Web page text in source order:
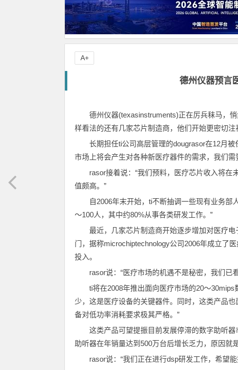
德州仪器预言
德州仪器(texasinstruments)正在厉兵秣马，
样看法的还有几家芯片制造商，他们开始更密切注
长期担任ti公司高层管理的dougrasor在12月
市场上将会产生对各种新医疗器件的需求，我们需
rasor接着说：“我们预料，医疗芯片收入将
值颇高。”
自2006年末开始，ti不断抽调一些现有业务部
～100人，其中约80%从事各类研发工作。”
最近，几家芯片制造商开始逐步增加对医疗
门，据称microchiptechnology公司2006年成立了
投入。
rasor说：“医疗市场的机遇不是秘密，我们已
ti将在2008年推出面向医疗市场的20～
少，这是医疗设备的关键器件。同时，这类产品
备对低功率消耗要求极其严格。”
这类产品可望提振目前发展停滞的数字助听
助听器在年销量达到500万台后增长乏力，原因就
rasor说：“我们正在进行dsp研发工作，希望
A+